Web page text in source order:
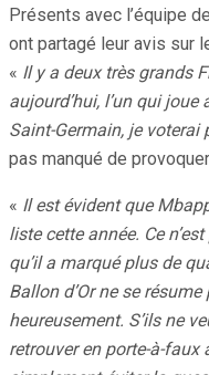
Présents avec l’équipe
ont partagé leur avis sur
« Il y a deux très grands
aujourd’hui, l’un qui joue
Saint-Germain, je voterai
pas manqué de
« Il est évident que
liste cette année. Ce
qu’il a marqué plus de
Ballon d’Or ne se
heureusement. S’ils ne
retrouver en porte-à-